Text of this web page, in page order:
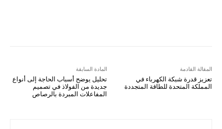
المادة السابقة
تحليل يوضح أسباب الحاجة إلى أنواع
جديدة من الفولاذ في تصميم
المفاعلات المبردة بالرصاص
المقالة القادمة
تعزيز قدرة شبكة الكهرباء في
المملكة المتحدة للطاقة المتجددة